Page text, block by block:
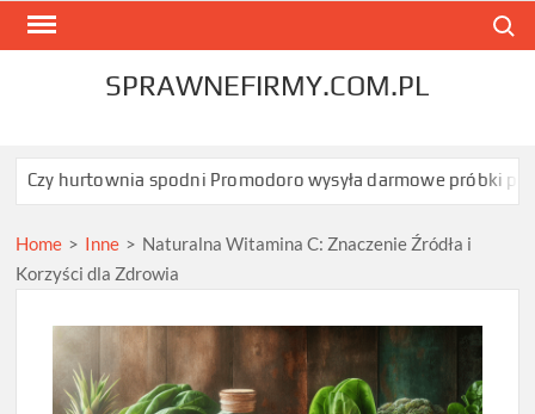
Skip
SPRAWNEFIRMY.COM.PL
spodni Promodoro wysyła darmowe próbki przed
Home > Inne > Naturalna Witamina C: Znaczenie Źródła i
Korzyści dla Zdrowia